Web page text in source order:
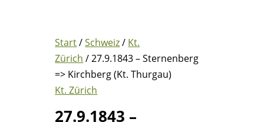
Start/Schweiz/ Kt.
Zürich / 27.9.1843 – Sternenberg
=> Kirchberg (Kt. Thurgau)
Kt. Zürich
27.9.1843 –